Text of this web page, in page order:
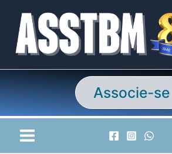
conteúdo
Associe-se